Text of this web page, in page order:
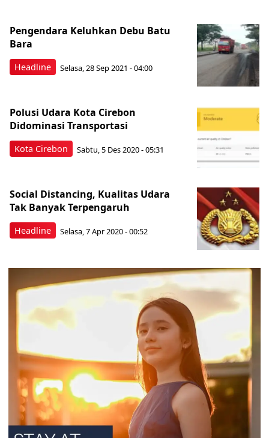
Headline
Pengendara Keluhkan Debu Batu
Bara
Selasa, 28 Sep 2021 - 04:00
Kota Cirebon
Polusi Udara Kota Cirebon
Didominasi Transportasi
Sabtu, 5 Des 2020 - 05:31
Headline
Social Distancing, Kualitas Udara
Tak Banyak Terpengaruh
Selasa, 7 Apr 2020 - 00:52